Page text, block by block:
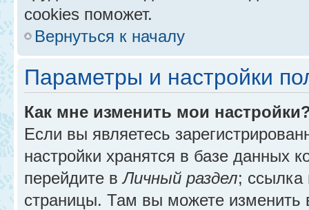
cookies поможет.
Вернуться к началу
Параметры и настройки
Как мне изменить мои
Если вы являетесь
настройки хранятся в базе данных
перейдите вЛичный раздел; ссылка
страницы. Там вы можете изменить